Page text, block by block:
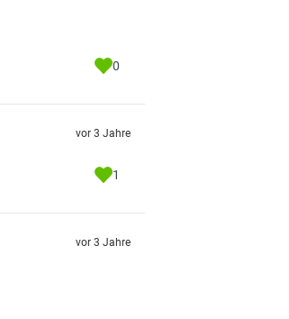
0
vor 3 Jahre
1
vor 3 Jahre